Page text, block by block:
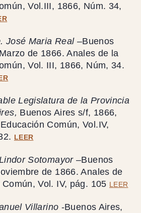
Vol.III, 1866, Núm. 34,
José Μaria Real –Βuenos
de 1866. Anales de la
Vol. III, 1866, Núm, 34.
Legislatura de la Provincia
Buenos Aires s/f, 1866,
Común, Vol.IV,
LEER
Sotomayor–Buenos
de 1866. Anales de
Vol. IV, pág. 105 LEER
Villarino -Buenos Aires,